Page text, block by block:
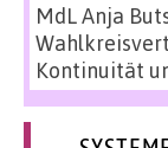
MdL Anja
Kontinuität